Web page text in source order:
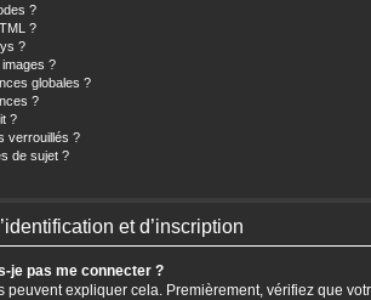
?
?
?
?
globales ?
?
?
verrouillés ?
de sujet ?
et d’inscription
je pas me connecter ?
peuvent expliquer cela. Premièrement, vérifiez que